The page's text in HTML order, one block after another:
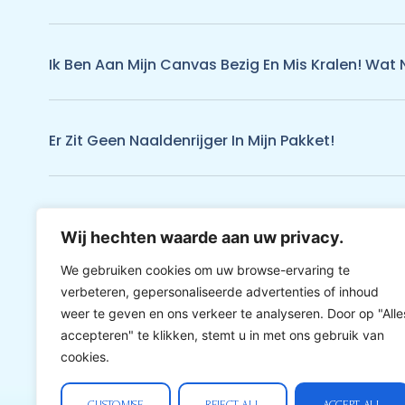
Wij hechten waarde aan uw privacy.
We gebruiken cookies om uw browse-ervaring te
verbeteren, gepersonaliseerde advertenties of inhoud
weer te geven en ons verkeer te analyseren. Door op
accepteren" te klikken, stemt u in met ons gebruik van
cookies.
Ik Ben Aan Mijn Canvas Bezig En Mis Kralen! Wat
Er Zit Geen Naaldenrijger In Mijn Pakket!
Ik Kan Niets Vinden Wat Me Aanspreekt Tussen